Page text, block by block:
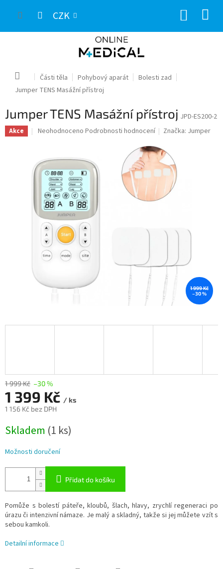
CZK
Domů Části těla Pohybový aparát
Bolesti zad
Jumper TENS Masážní přístroj
Jumper TENS Masážní přístroj JPD-ES200-2
Akce
Průměrné
je
0,0
hvězdiček.
Neohodnoceno Podrobnosti hodnocení Značka: Jumper
1 999 Kč
–30 %
1 999 Kč –30 %
1 399 Kč / ks
1 156 Kč bez DPH
cena:
Skladem (1 ks)
Možnosti doručení
Přidat do košíku
Pomůže s bolestí páteře, kloubů, šlach, hlavy, zrychlí regeneraci po
úrazu či intenzivní námaze. Je malý a skladný, takže si jej můžete vzít s
sebou kamkoli.
Detailní informace